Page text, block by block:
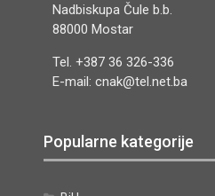
Nadbiskupa Čule b.b.
88000 Mostar
Tel. +387 36 326-336
E-mail: cnak@tel.net.ba
Popularne kategorije